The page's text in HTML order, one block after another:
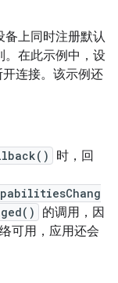
备上同时注册默认
。在此示例中，设
连接。该示例还
时，回
的调用，因
可用，应用还会